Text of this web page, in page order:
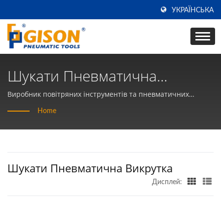
УКРАЇНСЬКА
Шукати Пневматична
Викрутка | Виробник
Портативних Пневматичних
Інструментів - Gison
Виробник повітряних інструментів та пневматичних
ручних інструментів протягом 50 років у ТАЙВАНІ | Gison
Home
Шукати Пневматична Викрутка
Дисплей: